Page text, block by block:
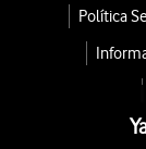
Política